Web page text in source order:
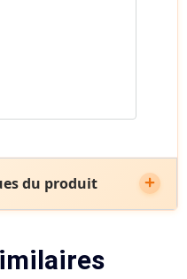
du produit